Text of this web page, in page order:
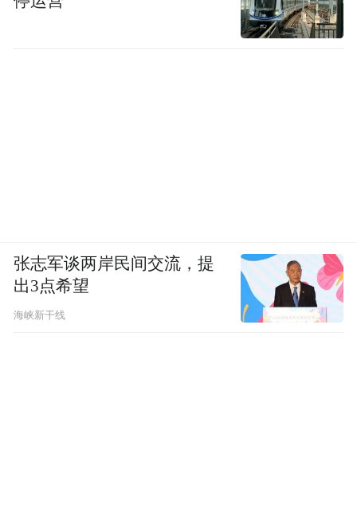
张志军谈两岸民间交流，提
出3点希望
海峡新干线